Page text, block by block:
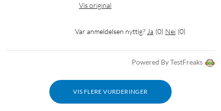
Vis original
Var anmeldelsen nyttig? Ja (0) Nei (0)
Powered By TestFreaks
VIS FLERE VURDERINGER